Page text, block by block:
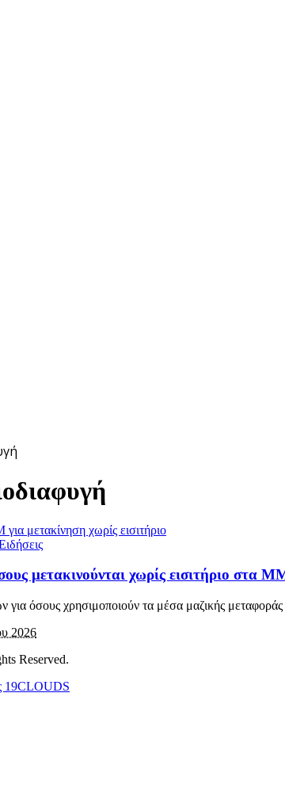
μετακινούνται χωρίς εισιτήριο στα
για όσους χρησιμοποιούν τα μέσα μαζικής μεταφοράς
2026
Reserved.
19CLOUDS